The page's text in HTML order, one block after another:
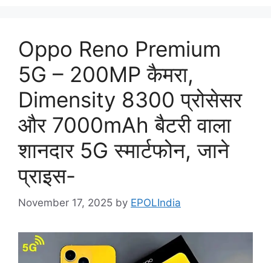
Oppo Reno Premium
5G – 200MP कैमरा,
Dimensity 8300 प्रोसेसर
और 7000mAh बैटरी वाला
शानदार 5G स्मार्टफोन, जाने
प्राइस-
November 17, 2025 by EPOLIndia